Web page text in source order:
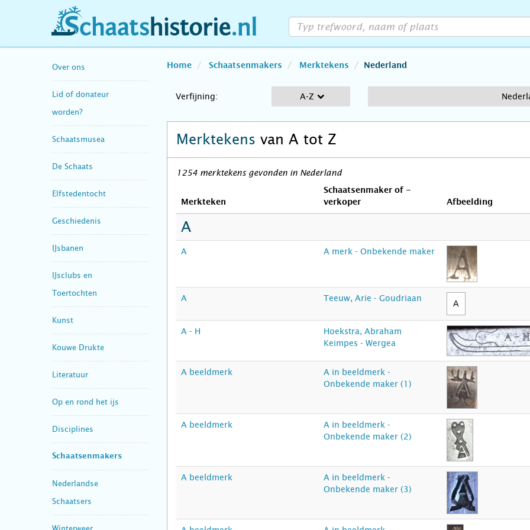
schaatshistorie.nl
Over ons
Lid of donateur
worden?
Schaatsmusea
De Schaats
Elfstedentocht
Geschiedenis
IJsbanen
IJsclubs en
Toertochten
Kunst
Kouwe Drukte
Literatuur
Op en rond het ijs
Disciplines
Schaatsenmakers
Nederlandse
Schaatsers
Winterweer
Home Schaatsenmakers Merktekens Nederland
Verfijning: A-Z
Merktekens van A tot Z
1254 merktekens gevonden in Nederland
Merkteken
Schaatsenmaker of -
verkoper
Afbeelding
A
A A merk - Onbekende maker
A Teeuw, Arie - Goudriaan
A - H
Hoekstra, Abraham
Keimpes - Wergea
A beeldmerk
A in beeldmerk -
Onbekende maker (1)
A beeldmerk
A in beeldmerk -
Onbekende maker (2)
A beeldmerk
A in beeldmerk -
Onbekende maker (3)